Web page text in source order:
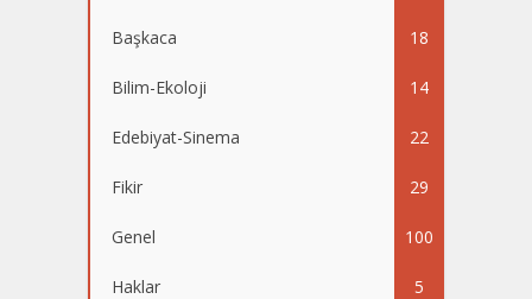
Başkaca 18
Bilim-Ekoloji 14
Edebiyat-Sinema 22
Fikir 29
Genel 100
Haklar 5